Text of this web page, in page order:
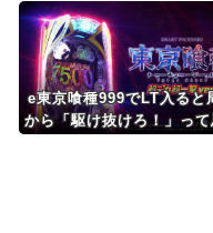
いる軽減税率の闇に触れ
う「自分たちだけが特別扱
れる理由を社説で論じて
い」【HotTweets】
e東京喰種999でLT入ると
から「駆け抜けろ！」っ